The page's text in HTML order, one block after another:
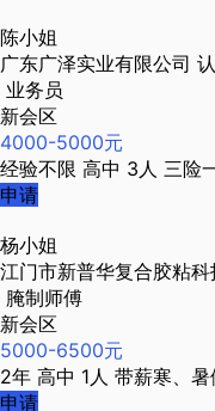
陈小姐
广东广泽实业有限公司
业务员
新会区
4000-5000元
经验不限 高中 3人 三险
申请
杨小姐
江门市新普华复合胶粘科
腌制师傅
新会区
5000-6500元
2年 高中 1人 带薪寒、暑
申请